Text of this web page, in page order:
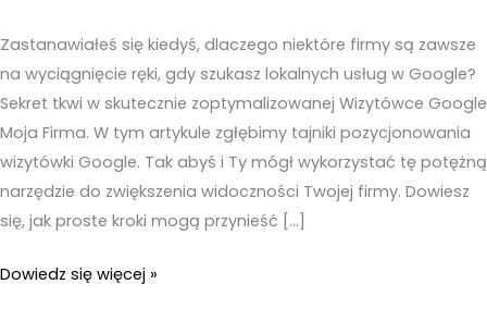
Zastanawiałeś się kiedyś, dlaczego niektóre firmy są zawsze
na wyciągnięcie ręki, gdy szukasz lokalnych usług w Google?
Sekret tkwi w skutecznie zoptymalizowanej Wizytówce Google
Moja Firma. W tym artykule zgłębimy tajniki pozycjonowania
wizytówki Google. Tak abyś i Ty mógł wykorzystać tę potężną
narzędzie do zwiększenia widoczności Twojej firmy. Dowiesz
się, jak proste kroki mogą przynieść […]
Pozycjonowanie
Dowiedz się więcej »